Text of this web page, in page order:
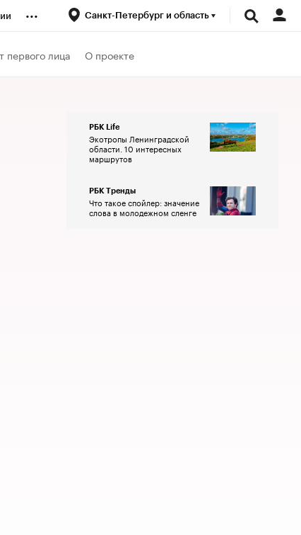
... Санкт-Петербург и область
первого лица О проекте
РБК Life
Экотропы Ленинградской
области. 10 интересных
маршрутов
РБК Тренды
Что такое спойлер: значение
слова в молодежном сленге